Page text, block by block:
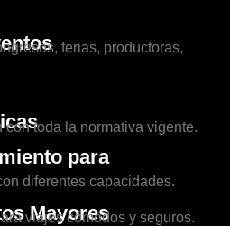
ferias, productoras,
toda la normativa vigente.
para
diferentes capacidades.
Mayores
viajes cómodos y seguros.